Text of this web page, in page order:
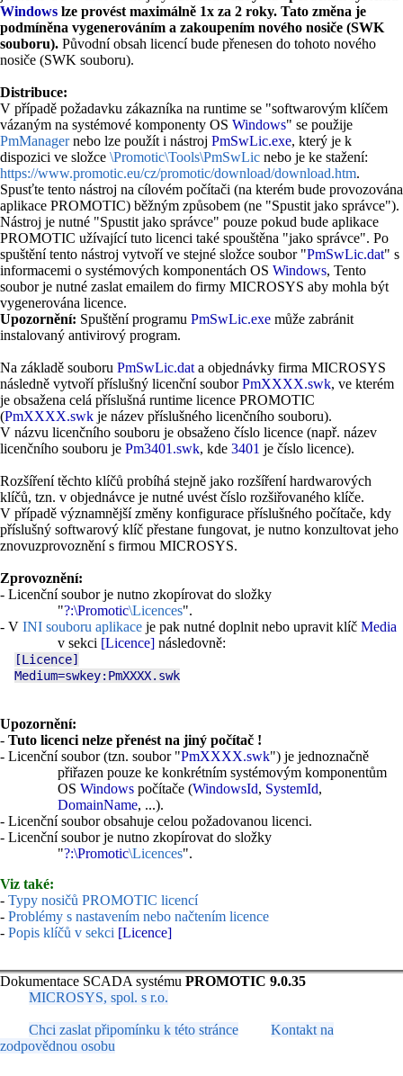
Windows lze provést maximálně 1x za 2 roky. Tato změna je
podmíněna vygenerováním a zakoupením nového nosiče (SWK
souboru). Původní obsah licencí bude přenesen do tohoto nového
nosiče (SWK souboru).
Distribuce:
V případě požadavku zákazníka na runtime se "softwarovým klíčem
vázaným na systémové komponenty OS Windows" se použije
PmManagernebo lze použít i nástroj PmSwLic.exe, který je k
dispozici ve složce \Promotic\Tools\PmSwLic nebo je ke stažení:
https://www.promotic.eu/cz/promotic/download/download.htm.
Spusťte tento nástroj na cílovém počítači (na kterém bude provozována
aplikace PROMOTIC) běžným způsobem (ne "Spustit jako správce").
Nástroj je nutné "Spustit jako správce" pouze pokud bude aplikace
PROMOTIC užívající tuto licenci také spouštěna "jako správce". Po
spuštění tento nástroj vytvoří ve stejné složce soubor "PmSwLic.dat" s
informacemi o systémových komponentách OS Windows, Tento
soubor je nutné zaslat emailem do firmy MICROSYS aby mohla být
vygenerována licence.
Upozornění: Spuštění programu PmSwLic.exe může zabránit
instalovaný antivirový program.
Na základě souboru PmSwLic.dat a objednávky firma MICROSYS
následně vytvoří příslušný licenční souborPmXXXX.swk, ve kterém
je obsažena celá příslušná runtime licence PROMOTIC
(PmXXXX.swk je název příslušného licenčního souboru).
V názvu licenčního souboru je obsaženo číslo licence (např. název
licenčního souboru je Pm3401.swk, kde 3401 je číslo licence).
Rozšíření těchto klíčů probíhá stejně jako rozšíření hardwarových
klíčů, tzn. v objednávce je nutné uvést číslo rozšiřovaného klíče.
V případě významnější změny konfigurace příslušného počítače, kdy
příslušný softwarový klíč přestane fungovat, je nutno konzultovat jeho
znovuzprovoznění s firmou MICROSYS.
Zprovoznění:
- Licenční soubor je nutno zkopírovat do složky
"?:\Promotic\Licences".
- V INI souboru aplikace je pak nutné doplnit nebo upravit klíč Media
v sekci [Licence] následovně:
[Licence]
Medium=swkey:PmXXXX.swk
Upozornění:
- Tuto licenci nelze přenést na jiný počítač !
- Licenční soubor (tzn. soubor "PmXXXX.swk") je jednoznačně
přiřazen pouze ke konkrétním systémovým komponentům
OS Windows počítače (WindowsId, SystemId,
DomainName, ...).
- Licenční soubor obsahuje celou požadovanou licenci.
- Licenční soubor je nutno zkopírovat do složky
"?:\Promotic\Licences".
Viz také:
- Typy nosičů PROMOTIC licencí
- Problémy s nastavením nebo načtením licence
- Popis klíčů v sekci [Licence]
Dokumentace SCADA systému PROMOTIC 9.0.35
MICROSYS, spol. s r.o.
Chci zaslat připomínku k této stránce
Kontakt na
zodpovědnou osobu